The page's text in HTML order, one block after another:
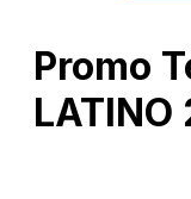
Promo
LATINO